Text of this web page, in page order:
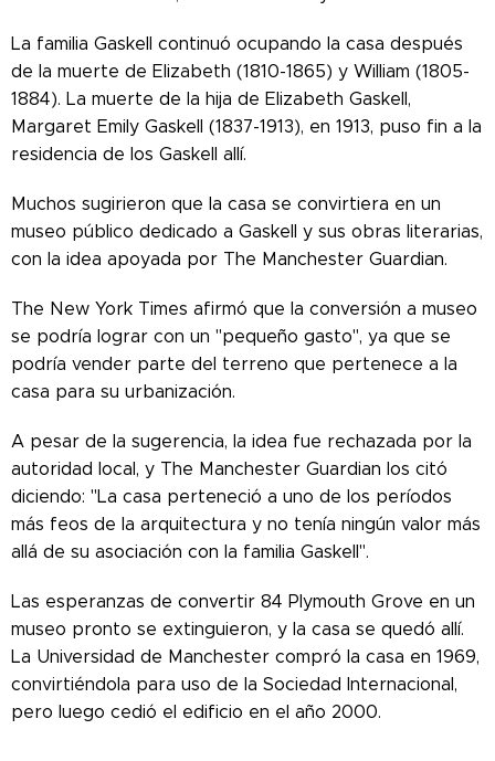
La familia Gaskell continuó ocupando la casa después
de la muerte de Elizabeth (1810-1865) y William (1805-
1884). La muerte de la hija de Elizabeth Gaskell,
Margaret Emily Gaskell (1837-1913), en 1913, puso fin a la
residencia de los Gaskell allí.
Muchos sugirieron que la casa se convirtiera en un
museo público dedicado a Gaskell y sus obras literarias,
con la idea apoyada por The Manchester Guardian.
The New York Times afirmó que la conversión a museo
se podría lograr con un "pequeño gasto", ya que se
podría vender parte del terreno que pertenece a la
casa para su urbanización.
A pesar de la sugerencia, la idea fue rechazada por la
autoridad local, y The Manchester Guardian los citó
diciendo: "La casa perteneció a uno de los períodos
más feos de la arquitectura y no tenía ningún valor más
allá de su asociación con la familia Gaskell".
Las esperanzas de convertir 84 Plymouth Grove en un
museo pronto se extinguieron, y la casa se quedó allí.
La Universidad de Manchester compró la casa en 1969,
convirtiéndola para uso de la Sociedad Internacional,
pero luego cedió el edificio en el año 2000.